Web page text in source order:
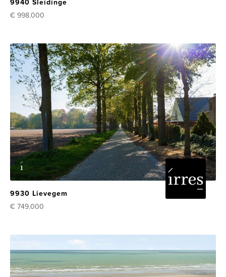
9940 Sleidinge
€ 998.000
9930 Lievegem
€ 749.000